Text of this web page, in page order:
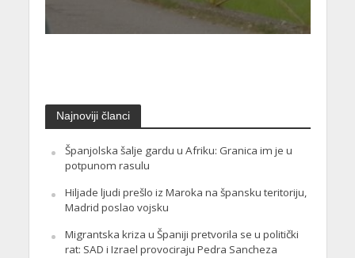
Najnoviji članci
Španjolska šalje gardu u Afriku: Granica im je u
potpunom rasulu
Hiljade ljudi prešlo iz Maroka na špansku teritoriju,
Madrid poslao vojsku
Migrantska kriza u Španiji pretvorila se u politički
rat: SAD i Izrael provociraju Pedra Sancheza